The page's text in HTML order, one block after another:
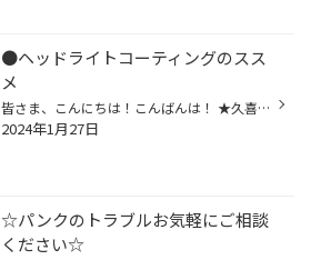
●ヘッドライトコーティングのスス
メ
皆さま、こんにちは！こんばんは！ ★久喜警察と久喜インターの間にあるタイヤ館久喜です★ いつも当店WEBをご覧いただきありがとうございます！ 1月新しい年の始まりです。 年の始まりは新しいものを使い始めることも多いですよね。 やっぱり年初めはキレイな状態で始めたい！ クルマも洗車したり、...
2024年1月27日
☆パンクのトラブルお気軽にご相談
ください☆